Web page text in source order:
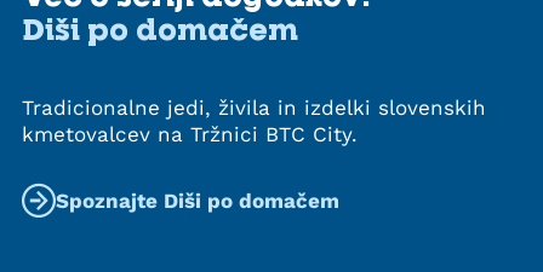
Diši po domačem
Tradicionalne jedi, živila in izdelki slovenskih
kmetovalcev na Tržnici BTC City.
Spoznajte Diši po domačem